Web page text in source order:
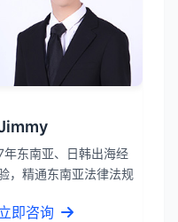
年东南亚、日韩出海经
，精通东南亚法律法规
即咨询